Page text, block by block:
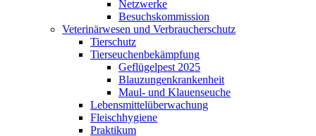
Netzwerke
Besuchskommission
Veterinärwesen und Verbraucherschutz
Tierschutz
Tierseuchenbekämpfung
Geflügelpest 2025
Blauzungenkrankenheit
Maul- und Klauenseuche
Lebensmittelüberwachung
Fleischhygiene
Praktikum